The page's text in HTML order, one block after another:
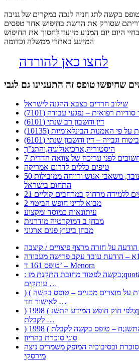
בקשה לתג חניה לנכה במקרים של גניבה
שסורק את הרשת בחיפוש אחר טפסים
היום יום המנוע מיועד לחסוך את החיפוש
המייגע באתרי ממשלה וכדומה
לחצו כאן להורדה
שחיפשו טופס זה התעניינו גם לגבי
שילוב חרדים בצבא ההגנה לישראל
רפואית – נפגעי עבודה (7101)
דין וחשבון רב שנתי (6101)
פי האמנות הבינלאומיות (10135)
ביטוח וגבייה – דין וחשבון שנתי (6101)
היסטוריה,ארכיאולוגיה,והתנ”ך
חשובים לפני עריכה של צוואה הדדית
טיפים כללים לדרום אמריקה
50 טיפים ויותר לניהול חווית עובד, משאבי אנוש ורווחה ממובילות
התחום בישראל
ללמידה מרחוק במרחבים קוליים
מבוא לדיני חופש הביטוי 2
עיתונאות כמוסד ומקצוע
מבחן ב דמוקרטיה מודרנית
מבחן ביעוץ פנים ארגוני
טופס 161 ד’ – Menora
: בקשה לפטור מחובת התקנת מז;quot&ח 3 טופס מספר ים ב
עותקים …
) ( פעמי להקלטת יצירות על מוצרים מכניים – טופס בקשה
לאישור חד …
) 1998 ( לפי חוק חופש המידע התשנ;quot&ח – טופס בקשה
לקבלת …
סוגי סוכרת בהריון
ובסיבוכיה המופק משמרים ניצה
מירסקי